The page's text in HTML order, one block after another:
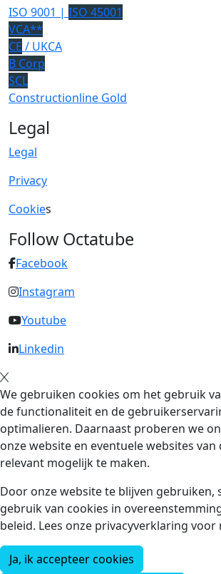
ISO 9001 | ISO 45001
VCA**
CE / UKCA
B Corp
SCL
Constructionline Gold
Legal
Legal
Privacy
Cookies
Follow Octatube
Facebook
Instagram
Youtube
Linkedin
We gebruiken cookies om het gebruik
de functionaliteit en de
optimalieren. Daarnaast proberen we
onze website en eventuele websites van
relevant mogelijk te maken.
Door onze website te blijven gebruiken,
gebruik van cookies in
beleid. Lees onze privacyverklaring
Ja, ik accepteer cookies